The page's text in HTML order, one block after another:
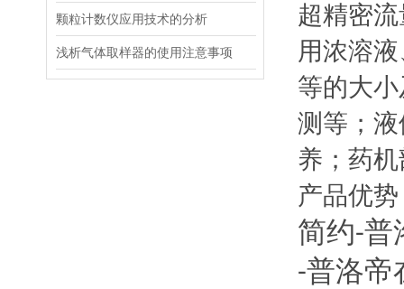
颗粒计数仪应用技术的分析
浅析气体取样器的使用注意事项
超精密
用浓溶
等的大
测等；
养；药
产品优
简约-普
-普洛帝